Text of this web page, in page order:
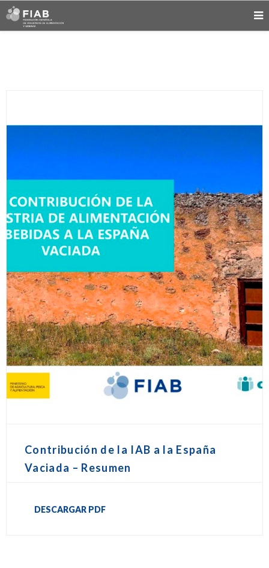
Contribución de la IAB a la España
Vaciada – Resumen
DESCARGAR PDF